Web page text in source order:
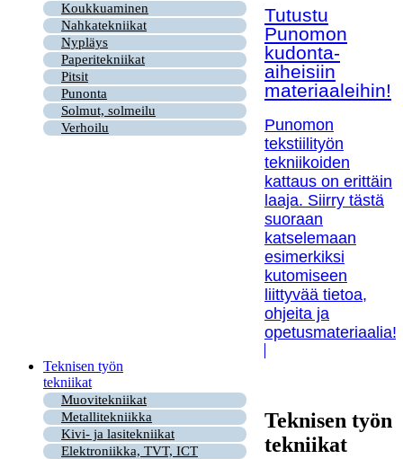
Koukkuaminen
Nahkatekniikat
Nypläys
Paperitekniikat
Pitsit
Punonta
Solmut, solmeilu
Verhoilu
Tutustu
Punomon
kudonta-
aiheisiin
materiaaleihin!
Punomon
tekstiilityön
tekniikoiden
kattaus on erittäin
laaja. Siirry tästä
suoraan
katselemaan
esimerkiksi
kutomiseen
liittyvää tietoa,
ohjeita ja
opetusmateriaalia!
Teknisen työn
tekniikat
Muovitekniikat
Metallitekniikka
Kivi- ja lasitekniikat
Elektroniikka, TVT, ICT
Teknisen työn
tekniikat